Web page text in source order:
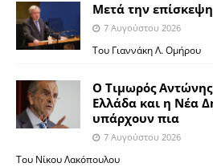
Μετά την επίσκεψη
7 Αυγούστου 2026
Του Γιαννάκη Λ. Ομήρου
Ο Τιμωρός
Ελλάδα και η Νέα
υπάρχουν πια
7 Αυγούστου 2026
Του Νίκου Λακόπουλου